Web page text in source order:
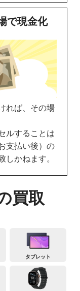
で現金化
れば、その場
ルすることは
支払い後）の
しかねます。
買取
タブレット